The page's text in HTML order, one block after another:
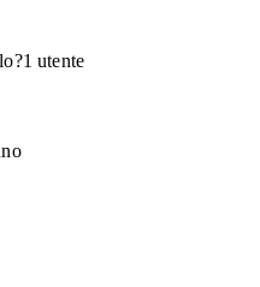
1 utente